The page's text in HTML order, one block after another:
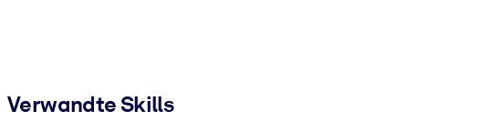
Verwandte Skills